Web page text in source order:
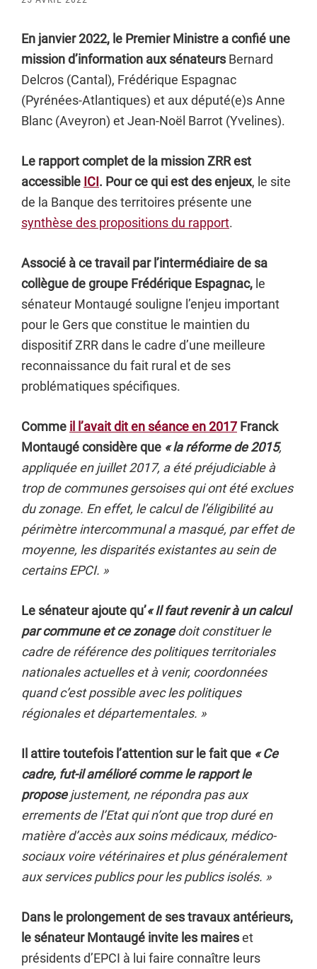
En janvier 2022, le Premier Ministre a confié une
mission d’information aux sénateurs Bernard
Delcros (Cantal), Frédérique Espagnac
(Pyrénées-Atlantiques) et aux député(e)s Anne
Blanc (Aveyron) et Jean-Noël Barrot (Yvelines).
Le rapport complet de la mission ZRR est
accessible ICI. Pour ce qui est des enjeux, le site
de la Banque des territoires présente une
synthèse des propositions du rapport.
Associé à ce travail par l’intermédiaire de sa
collègue de groupe Frédérique Espagnac, le
sénateur Montaugé souligne l’enjeu important
pour le Gers que constitue le maintien du
dispositif ZRR dans le cadre d’une meilleure
reconnaissance du fait rural et de ses
problématiques spécifiques.
Comme il l’avait dit en séance en 2017 Franck
Montaugé considère que « la réforme de 2015,
appliquée en juillet 2017, a été préjudiciable à
trop de communes gersoises qui ont été exclues
du zonage. En effet, le calcul de l’éligibilité au
périmètre intercommunal a masqué, par effet de
moyenne, les disparités existantes au sein de
certains EPCI. »
Le sénateur ajoute qu’« Il faut revenir à un calcul
par commune et ce zonagedoit constituer le
cadre de référence des politiques territoriales
nationales actuelles et à venir, coordonnées
quand c’est possible avec les politiques
régionales et départementales. »
Il attire toutefois l’attention sur le fait que « Ce
cadre, fut-il amélioré comme le rapport le
proposejustement, ne répondra pas aux
errements de l’Etat qui n’ont que trop duré en
matière d’accès aux soins médicaux, médico-
sociaux voire vétérinaires et plus généralement
aux services publics pour les publics isolés. »
Dans le prolongement de ses travaux antérieurs,
le sénateur Montaugé invite les maireset
présidents d’EPCI à lui faire connaître leurs